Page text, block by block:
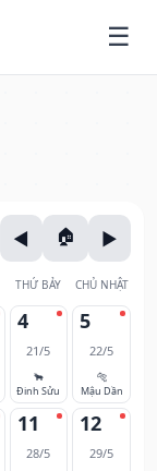
THỨ BẢY CHỦ NHẬT
4
21/5
🐂
Đinh Sửu
5
22/5
🐅
Mậu Dần
11
28/5
12
29/5